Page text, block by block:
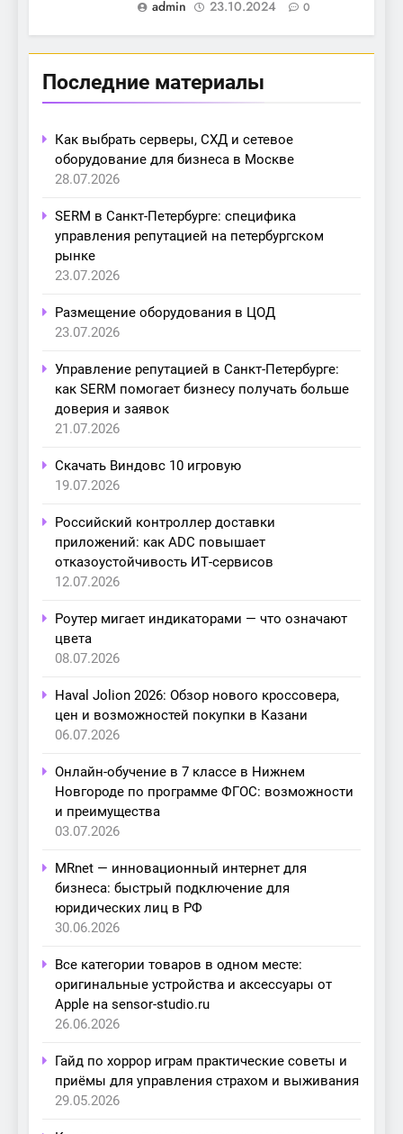
admin
23.10.2024 0
Последние материалы
Как выбрать серверы, СХД и сетевое
оборудование для бизнеса в Москве
28.07.2026
SERM в Санкт-Петербурге: специфика
управления репутацией на петербургском
рынке
23.07.2026
Размещение оборудования в ЦОД
23.07.2026
Управление репутацией в Санкт-Петербурге:
как SERM помогает бизнесу получать больше
доверия и заявок
21.07.2026
Скачать Виндовс 10 игровую
19.07.2026
Российский контроллер доставки
приложений: как ADC повышает
отказоустойчивость ИТ-сервисов
12.07.2026
Роутер мигает индикаторами — что означают
цвета
08.07.2026
Haval Jolion 2026: Обзор нового кроссовера,
цен и возможностей покупки в Казани
06.07.2026
Онлайн-обучение в 7 классе в Нижнем
Новгороде по программе ФГОС: возможности
и преимущества
03.07.2026
MRnet — инновационный интернет для
бизнеса: быстрый подключение для
юридических лиц в РФ
30.06.2026
Все категории товаров в одном месте:
оригинальные устройства и аксессуары от
Apple на sensor-studio.ru
26.06.2026
Гайд по хоррор играм практические советы и
приёмы для управления страхом и выживания
29.05.2026